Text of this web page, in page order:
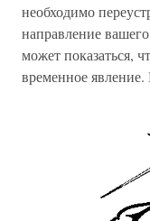
необходимо
направление
может показаться,
временное явление.